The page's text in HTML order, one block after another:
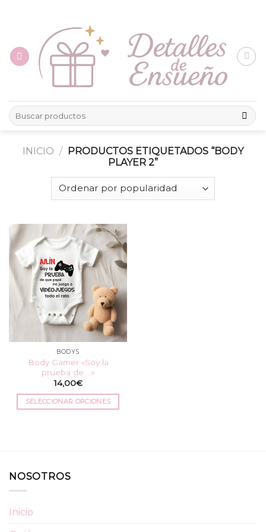
Buscar
por:
INICIO / PRODUCTOS ETIQUETADOS “BODY
PLAYER 2”
BODYS
Body Gamer «Soy la
prueba de….»
14,00€
SELECCIONAR OPCIONES
Las
NOSOTROS
Inicio